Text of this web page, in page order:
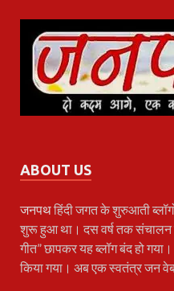
ABOUT US
जनपथहिंदी जगत के शुरुआती
शुरू हुआ था। दस वर्ष तक संचालन
गीत” छापकर यह ब्लॉग बंद हो
किया गया। अब एक स्वतंत्र जन